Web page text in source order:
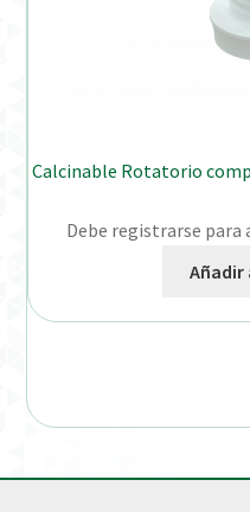
Calcinable Rotatorio
Debe registrarse